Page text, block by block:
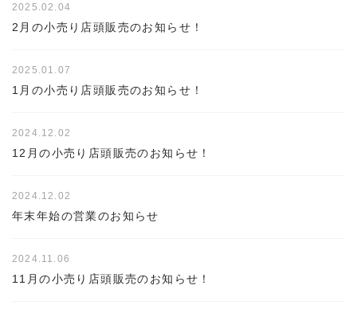
2025.02.04
2月の小売り店頭販売のお知らせ！
2025.01.07
1月の小売り店頭販売のお知らせ！
2024.12.02
12月の小売り店頭販売のお知らせ！
2024.12.02
年末年始の営業のお知らせ
2024.11.06
11月の小売り店頭販売のお知らせ！